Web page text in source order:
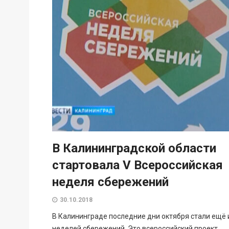
В Калининградской области
стартовала V Всероссийская
неделя сбережений
30.10.2018
В Калининграде последние дни октября стали ещё